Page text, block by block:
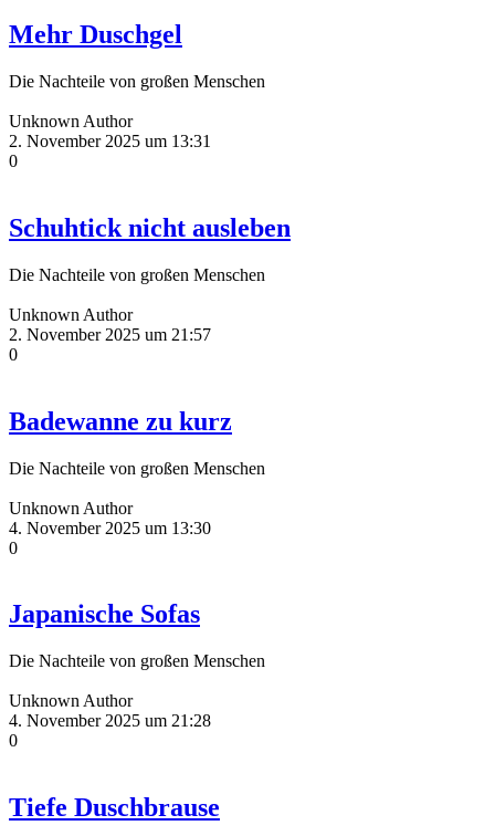
Mehr Duschgel
Die Nachteile von großen Menschen
Unknown Author
2. November 2025 um 13:31
0
Schuhtick nicht ausleben
Die Nachteile von großen Menschen
Unknown Author
2. November 2025 um 21:57
0
Badewanne zu kurz
Die Nachteile von großen Menschen
Unknown Author
4. November 2025 um 13:30
0
Japanische Sofas
Die Nachteile von großen Menschen
Unknown Author
4. November 2025 um 21:28
0
Tiefe Duschbrause